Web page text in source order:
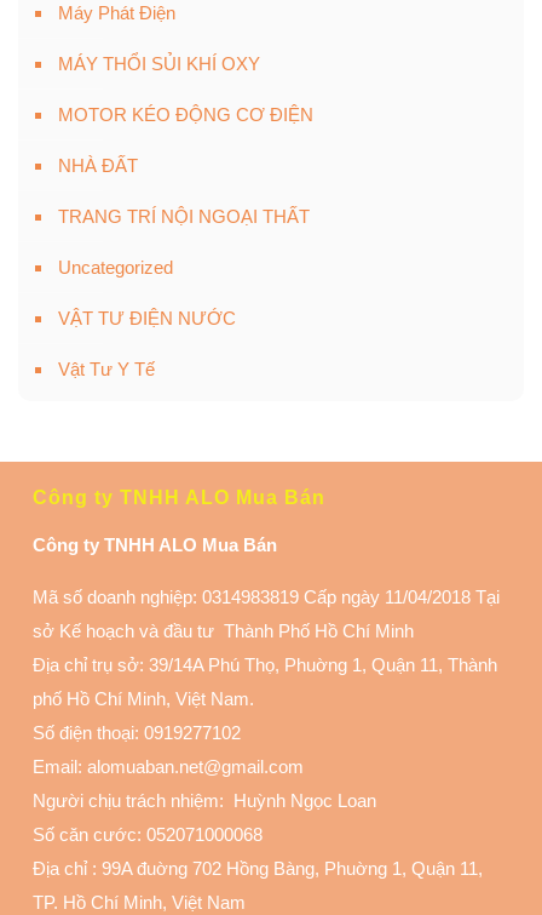
Máy Phát Điện
MÁY THỔI SỦI KHÍ OXY
MOTOR KÉO ĐỘNG CƠ ĐIỆN
NHÀ ĐẤT
TRANG TRÍ NỘI NGOẠI THẤT
Uncategorized
VẬT TƯ ĐIỆN NƯỚC
Vật Tư Y Tế
Công ty TNHH ALO Mua Bán
Công ty TNHH ALO Mua Bán
Mã số doanh nghiệp: 0314983819 Cấp ngày 11/04/2018 Tại
sở Kế hoạch và đầu tư Thành Phố Hồ Chí Minh
Địa chỉ trụ sở: 39/14A Phú Thọ, Phuờng 1, Quận 11, Thành
phố Hồ Chí Minh, Việt Nam.
Số điện thoại: 0919277102
Email: alomuaban.net@gmail.com
Người chịu trách nhiệm: Huỳnh Ngọc Loan
Số căn cước: 052071000068
Địa chỉ : 99A đuờng 702 Hồng Bàng, Phuờng 1, Quận 11,
TP. Hồ Chí Minh, Việt Nam